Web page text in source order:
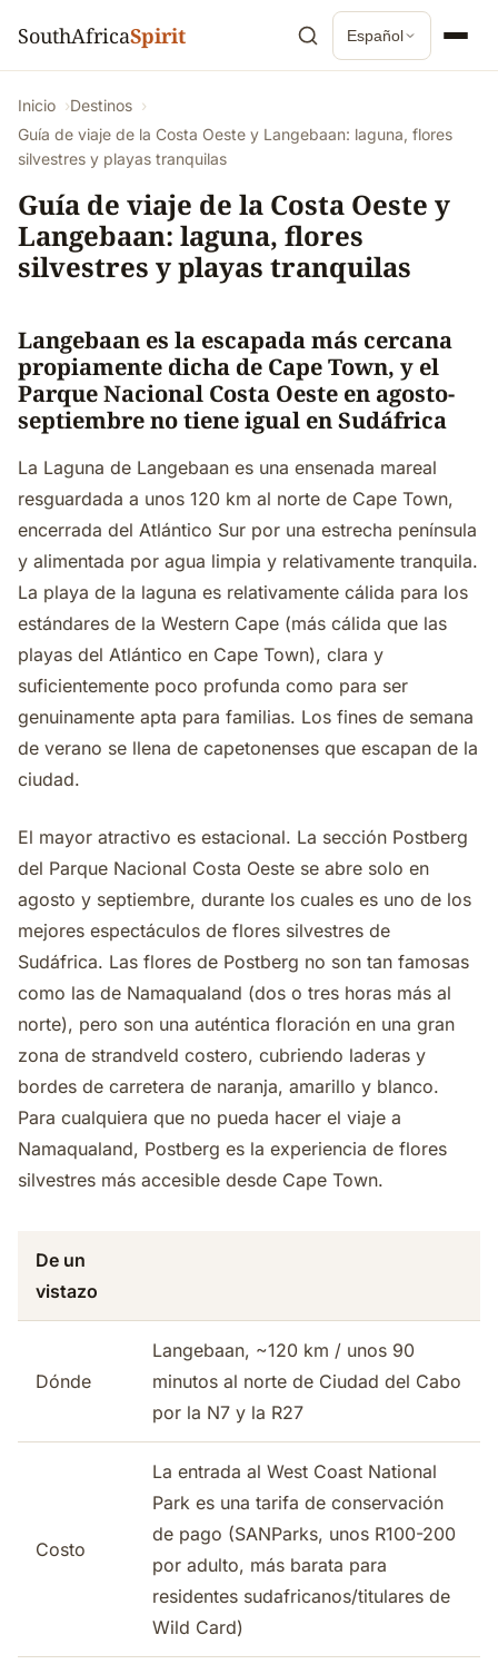
SouthAfricaSpirit Español
Inicio
Destinos
Guía de viaje de la Costa Oeste y Langebaan: laguna, flores
silvestres y playas tranquilas
Guía de viaje de la Costa Oeste y
Langebaan: laguna, flores
silvestres y playas tranquilas
Langebaan es la escapada más cercana
propiamente dicha de Cape Town, y el
Parque Nacional Costa Oeste en agosto-
septiembre no tiene igual en Sudáfrica
La Laguna de Langebaan es una ensenada mareal
resguardada a unos 120 km al norte de Cape Town,
encerrada del Atlántico Sur por una estrecha península
y alimentada por agua limpia y relativamente tranquila.
La playa de la laguna es relativamente cálida para los
estándares de la Western Cape (más cálida que las
playas del Atlántico en Cape Town), clara y
suficientemente poco profunda como para ser
genuinamente apta para familias. Los fines de semana
de verano se llena de capetonenses que escapan de la
ciudad.
El mayor atractivo es estacional. La sección Postberg
del Parque Nacional Costa Oeste se abre solo en
agosto y septiembre, durante los cuales es uno de los
mejores espectáculos de flores silvestres de
Sudáfrica. Las flores de Postberg no son tan famosas
como las de Namaqualand (dos o tres horas más al
norte), pero son una auténtica floración en una gran
zona de strandveld costero, cubriendo laderas y
bordes de carretera de naranja, amarillo y blanco.
Para cualquiera que no pueda hacer el viaje a
Namaqualand, Postberg es la experiencia de flores
silvestres más accesible desde Cape Town.
De un
vistazo
Dónde
Langebaan, ~120 km / unos 90
minutos al norte de Ciudad del Cabo
por la N7 y la R27
Costo
La entrada al West Coast National
Park es una tarifa de conservación
de pago (SANParks, unos R100-200
por adulto, más barata para
residentes sudafricanos/titulares de
Wild Card)